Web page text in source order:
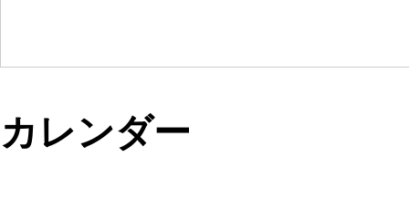
カレンダー